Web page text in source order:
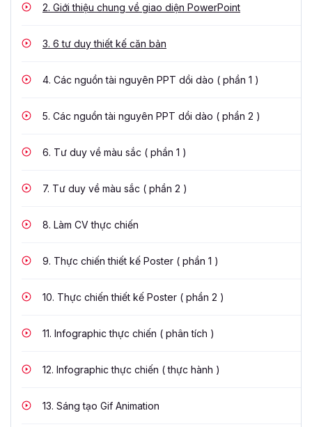
2. Giới thiệu chung về giao diện PowerPoint
3. 6 tư duy thiết kế căn bản
4. Các nguồn tài nguyên PPT dồi dào ( phần 1 )
5. Các nguồn tài nguyên PPT dồi dào ( phần 2 )
6. Tư duy về màu sắc ( phần 1 )
7. Tư duy về màu sắc ( phần 2 )
8. Làm CV thực chiến
9. Thực chiến thiết kế Poster ( phần 1 )
10. Thực chiến thiết kế Poster ( phần 2 )
11. Infographic thực chiến ( phân tích )
12. Infographic thực chiến ( thực hành )
13. Sáng tạo Gif Animation